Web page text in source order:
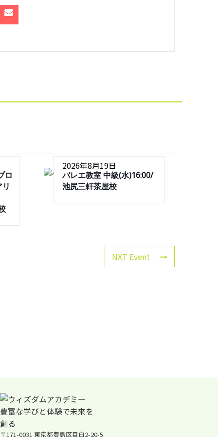
ロ
2026年8月19日
バレエ教室 中級(水)16:00/
池尻三軒茶屋校
NXT Event
〒171-0031 東京都豊島区目白2-20-5